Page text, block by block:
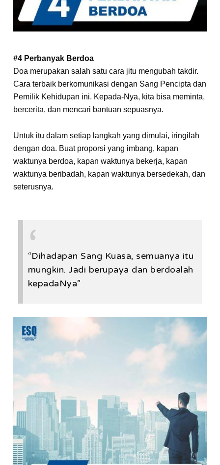
#4 Perbanyak Berdoa
Doa merupakan salah satu cara jitu mengubah takdir.
Cara terbaik berkomunikasi dengan Sang Pencipta dan
Pemilik Kehidupan ini. Kepada-Nya, kita bisa meminta,
bercerita, dan mencari bantuan sepuasnya.
Untuk itu dalam setiap langkah yang dimulai, iringilah
dengan doa. Buat proporsi yang imbang, kapan
waktunya berdoa, kapan waktunya bekerja, kapan
waktunya beribadah, kapan waktunya bersedekah, dan
seterusnya.
“Dihadapan Sang Kuasa, semuanya itu
mungkin. Jadi berupaya dan berdoalah
kepadaNya”